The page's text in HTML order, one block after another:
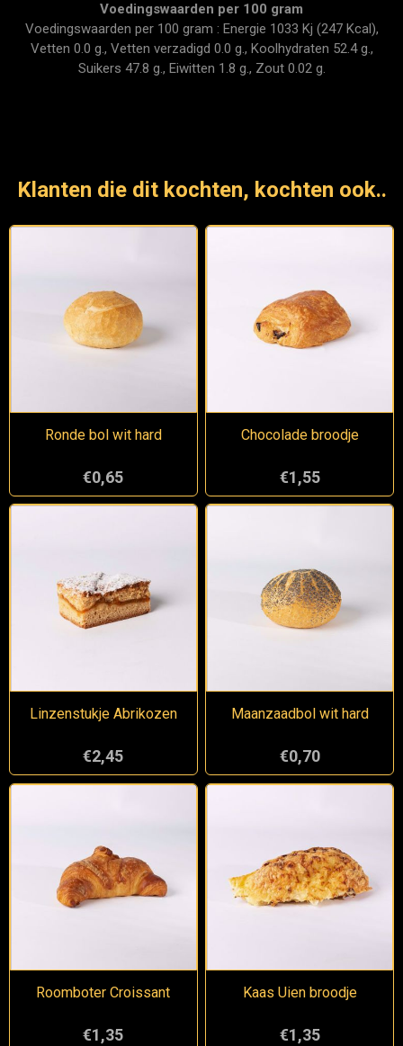
Voedingswaarden per 100 gram
Voedingswaarden per 100 gram : Energie 1033 Kj (247 Kcal),
Vetten 0.0 g., Vetten verzadigd 0.0 g., Koolhydraten 52.4 g.,
Suikers 47.8 g., Eiwitten 1.8 g., Zout 0.02 g.
Klanten die dit kochten, kochten ook..
Ronde bol wit hard
€0,65
Chocolade broodje
€1,55
Linzenstukje Abrikozen
€2,45
Maanzaadbol wit hard
€0,70
Roomboter Croissant
€1,35
Kaas Uien broodje
€1,35